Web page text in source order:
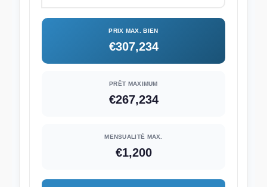
PRIX MAX. BIEN
€307,234
PRÊT MAXIMUM
€267,234
MENSUALITÉ MAX.
€1,200